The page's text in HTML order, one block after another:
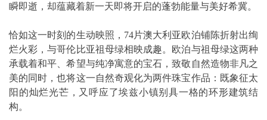
瞬即逝，却蕴藏着新一天即将开启的蓬勃能量与美好希冀。
恰如这一时刻的生动映照，74片澳大利亚欧泊铺陈折射出绚
烂火彩，与哥伦比亚祖母绿相映成趣。欧泊与祖母绿这两种
承载着和平、希望与纯净寓意的宝石，致敬自然造物非凡之
美的同时，也将这一自然奇观化为两件珠宝作品：既象征太
阳的灿烂光芒，又呼应了埃兹小镇别具一格的环形建筑结
构。